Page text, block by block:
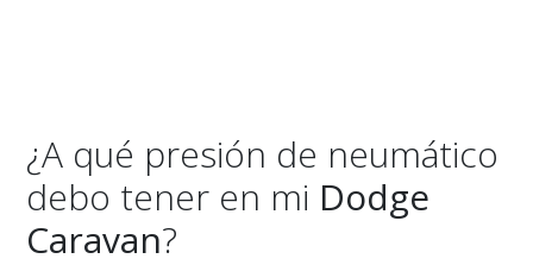
¿A qué presión de neumático
debo tener en mi Dodge
Caravan?